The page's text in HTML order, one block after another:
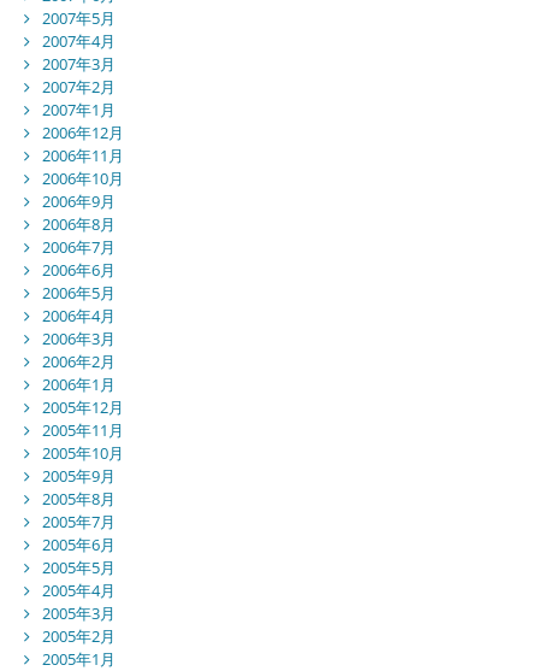
2007年5月
2007年4月
2007年3月
2007年2月
2007年1月
2006年12月
2006年11月
2006年10月
2006年9月
2006年8月
2006年7月
2006年6月
2006年5月
2006年4月
2006年3月
2006年2月
2006年1月
2005年12月
2005年11月
2005年10月
2005年9月
2005年8月
2005年7月
2005年6月
2005年5月
2005年4月
2005年3月
2005年2月
2005年1月